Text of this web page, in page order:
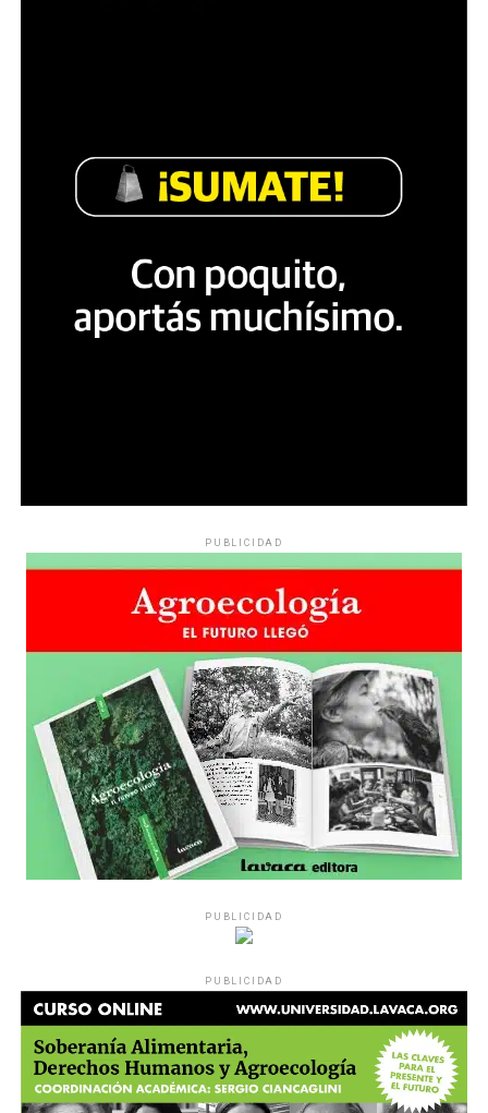
PUBLICIDAD
PUBLICIDAD
PUBLICIDAD